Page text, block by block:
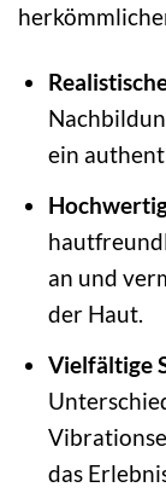
ein
an und
der Haut.
Vielfältige
das